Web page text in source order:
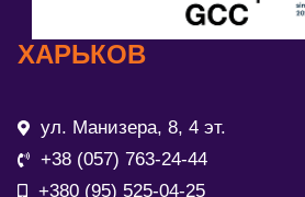
ХАРЬКОВ
ул. Манизера, 8, 4 эт.
+38 (057) 763-24-44
+380 (95) 525-04-25